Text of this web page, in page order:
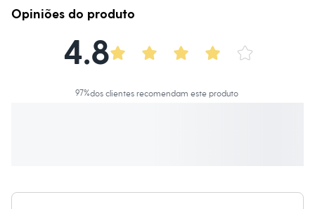
Personagens
Blusas e Camisetas
Casacos e Jaquetas
Moda esportiva
Roupas
A gente se encontra na C&A! ❤
Altura: 173cm / Busto: 79cm / Cintura: 60cm / Quadril: 90cm.
Material: 100% algodão
Opiniões do produto
4.8
97%dos clientes recomendam este produto